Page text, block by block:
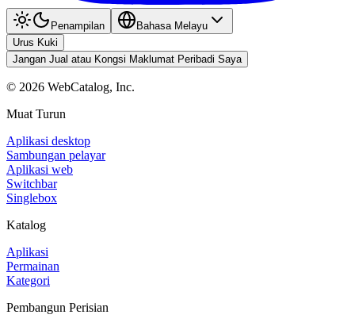
Penampilan
Bahasa Melayu
Urus Kuki
Jangan Jual atau Kongsi Maklumat Peribadi Saya
© 2026 WebCatalog, Inc.
Muat Turun
Aplikasi desktop
Sambungan pelayar
Aplikasi web
Switchbar
Singlebox
Katalog
Aplikasi
Permainan
Kategori
Pembangun Perisian